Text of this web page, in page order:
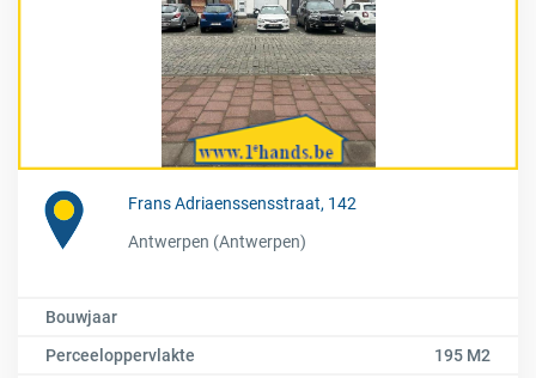
Frans Adriaenssensstraat, 142
Antwerpen (Antwerpen)
Bouwjaar
Perceeloppervlakte
195 M2